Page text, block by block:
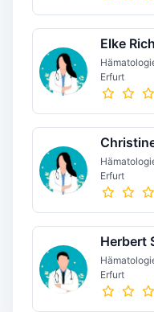
Elke
Erfurt
Erfurt
Herbert
Erfurt